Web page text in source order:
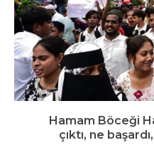
Hamam Böceği
çıktı, ne